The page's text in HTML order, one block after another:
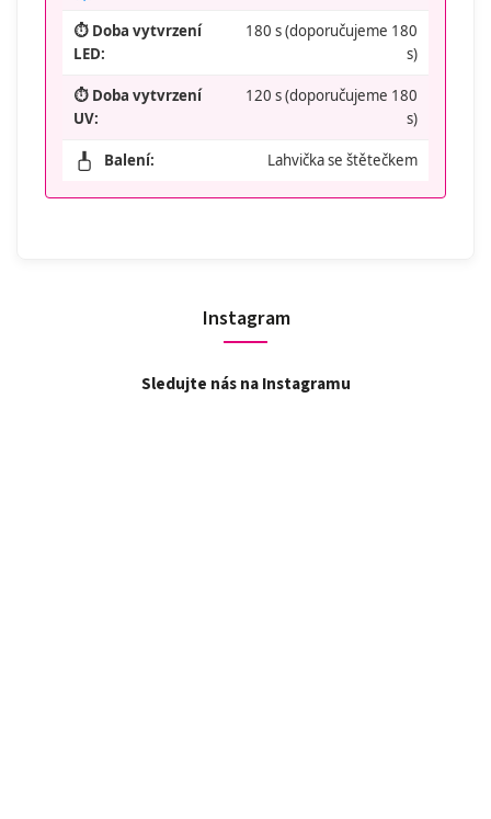
⏱️ Doba vytvrzení
LED:
180 s (doporučujeme 180
s)
⏱️ Doba vytvrzení
UV:
120 s (doporučujeme 180
s)
Balení: Lahvička se štětečkem
Instagram
Sledujte nás na Instagramu